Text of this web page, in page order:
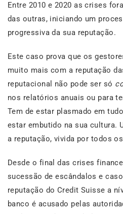
Entre 2010 e 2020 as crises
das outras, iniciando um
progressiva da sua reputação.
Este caso prova que os
muito mais com a reputação
reputacional não pode ser só
nos relatórios anuais ou para
Tem de estar plasmado em
estar embutido na sua cultura.
a reputação, vivida por todos
Desde o final das crises
sucessão de escândalos e
reputação do Credit Suisse a
banco é acusado pelas